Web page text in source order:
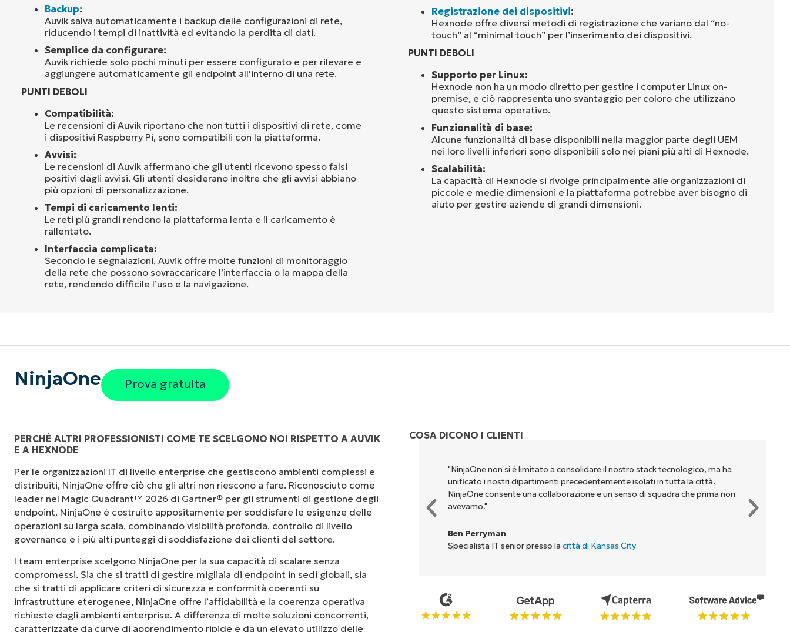
Backup:
Auvik salva automaticamente i backup delle configurazioni di rete,
riducendo i tempi di inattività ed evitando la perdita di dati.
Semplice da configurare:
Auvik richiede solo pochi minuti per essere configurato e per rilevare e
aggiungere automaticamente gli endpoint all’interno di una rete.
PUNTI DEBOLI
Compatibilità:
Le recensioni di Auvik riportano che non tutti i dispositivi di rete, come
i dispositivi Raspberry Pi, sono compatibili con la piattaforma.
Avvisi:
Le recensioni di Auvik affermano che gli utenti ricevono spesso falsi
positivi dagli avvisi. Gli utenti desiderano inoltre che gli avvisi abbiano
più opzioni di personalizzazione.
Tempi di caricamento lenti:
Le reti più grandi rendono la piattaforma lenta e il caricamento è
rallentato.
Interfaccia complicata:
Secondo le segnalazioni, Auvik offre molte funzioni di monitoraggio
della rete che possono sovraccaricare l’interfaccia o la mappa della
rete, rendendo difficile l’uso e la navigazione.
Registrazione dei dispositivi:
Hexnode offre diversi metodi di registrazione che variano dal “no-
touch” al “minimal touch” per l’inserimento dei dispositivi.
PUNTI DEBOLI
Supporto per Linux:
Hexnode non ha un modo diretto per gestire i computer Linux on-
premise, e ciò rappresenta uno svantaggio per coloro che utilizzano
questo sistema operativo.
Funzionalità di base:
Alcune funzionalità di base disponibili nella maggior parte degli UEM
nei loro livelli inferiori sono disponibili solo nei piani più alti di Hexnode.
Scalabilità:
La capacità di Hexnode si rivolge principalmente alle organizzazioni di
piccole e medie dimensioni e la piattaforma potrebbe aver bisogno di
aiuto per gestire aziende di grandi dimensioni.
NinjaOne Prova gratuita
PERCHÈ ALTRI PROFESSIONISTI COME TE SCELGONO NOI RISPETTO A AUVIK
E A HEXNODE
Per le organizzazioni IT di livello enterprise che gestiscono ambienti complessi e
distribuiti, NinjaOne offre ciò che gli altri non riescono a fare. Riconosciuto come
leader nel Magic Quadrant™ 2026 di Gartner® per gli strumenti di gestione degli
endpoint, NinjaOne è costruito appositamente per soddisfare le esigenze delle
operazioni su larga scala, combinando visibilità profonda, controllo di livello
governance e i più alti punteggi di soddisfazione dei clienti del settore.
I team enterprise scelgono NinjaOne per la sua capacità di scalare senza
compromessi. Sia che si tratti di gestire migliaia di endpoint in sedi globali, sia
che si tratti di applicare criteri di sicurezza e conformità coerenti su
infrastrutture eterogenee, NinjaOne offre l’affidabilità e la coerenza operativa
richieste dagli ambienti enterprise. A differenza di molte soluzioni concorrenti,
caratterizzate da curve di apprendimento ripide e da un elevato utilizzo delle
COSA DICONO I CLIENTI
"Prima avevo bisogno di 10-15 strumenti diversi per eseguire ciò che
NinjaOne fa nella sua interfaccia centralizzata. NinjaOne semplifica davvero
le nostre giornate lavorative."
Ernie Turner
Direttore IT di
"NinjaOne non si è limitato a consolidare il nostro stack tecnologico, ma ha
unificato i nostri dipartimenti precedentemente isolati in tutta la città.
NinjaOne consente una collaborazione e un senso di squadra che prima non
avevamo."
Ben Perryman
Specialista IT senior presso la città di Kansas City